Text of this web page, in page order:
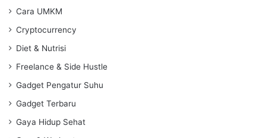
Cara UMKM
Cryptocurrency
Diet & Nutrisi
Freelance & Side Hustle
Gadget Pengatur Suhu
Gadget Terbaru
Gaya Hidup Sehat